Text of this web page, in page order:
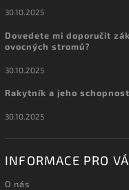
30.10.2025
Dovedete mi doporučit
ovocných stromů?
30.10.2025
Rakytník a jeho
30.10.2025
INFORMACE PRO
O nás